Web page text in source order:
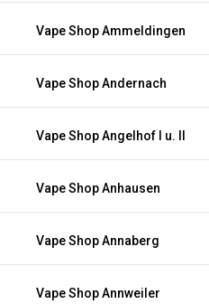
Vape Shop Ammeldingen
Vape Shop Andernach
Vape Shop Angelhof I u. II
Vape Shop Anhausen
Vape Shop Annaberg
Vape Shop Annweiler